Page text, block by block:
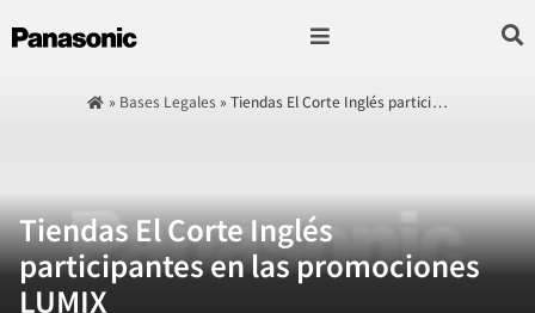
» Bases Legales »Tiendas El Corte Inglés partici…
Tiendas El Corte Inglés
participantes en las promociones
LUMIX